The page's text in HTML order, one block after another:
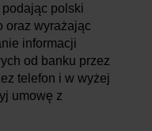
polski
oraz wyrażając
informacji
od banku przez
telefon i w wyżej
umowę z